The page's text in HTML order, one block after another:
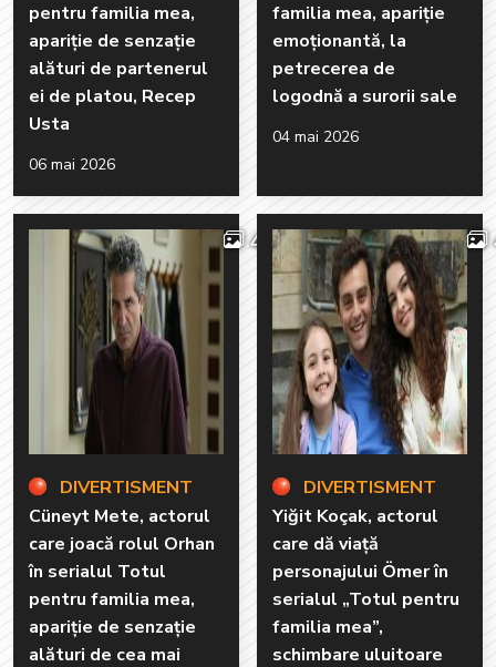
pentru familia mea,
apariție de senzație
alături de partenerul
ei de platou, Recep
Usta
06 mai 2026
familia mea, apariție
emoționantă, la
petrecerea de
logodnă a surorii sale
04 mai 2026
4
DIVERTISMENT
Cüneyt Mete, actorul
care joacă rolul Orhan
în serialul Totul
pentru familia mea,
apariție de senzație
alături de cea mai
DIVERTISMENT
Yiğit Koçak, actorul
care dă viață
personajului Ömer în
serialul „Totul pentru
familia mea”,
schimbare uluitoare